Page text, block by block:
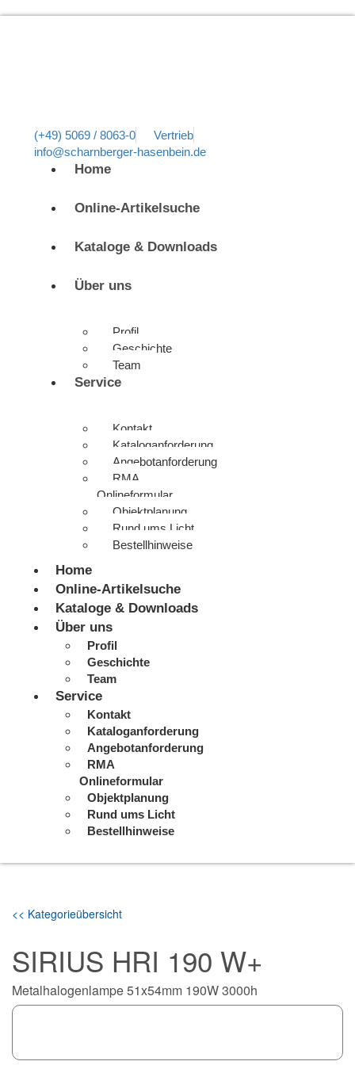
(+49) 5069 / 8063-0
Vertrieb
info@scharnberger-hasenbein.de
Home
Online-Artikelsuche
Kataloge & Downloads
Über uns
Profil
Geschichte
Team
Service
Kontakt
Kataloganforderung
Angebotanforderung
RMA
Onlineformular
Objektplanung
Rund ums Licht
Bestellhinweise
Home
Online-Artikelsuche
Kataloge & Downloads
Über uns
Profil
Geschichte
Team
Service
Kontakt
Kataloganforderung
Angebotanforderung
RMA
Onlineformular
Objektplanung
Rund ums Licht
Bestellhinweise
<< Kategorieübersicht
SIRIUS HRI 190 W+
Metalhalogenlampe 51x54mm 190W 3000h